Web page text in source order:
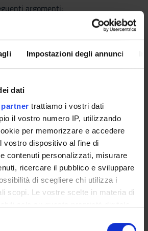
Impostazioni degli annunci
dati
trattiamo i vostri dati
il vostro numero IP, utilizzando
per memorizzare e accedere
vostro dispositivo al fine di
contenuti personalizzati, misurare
ricercare il pubblico e sviluppare
di scegliere chi utilizza i
scopi. Le vostre scelte in materia di
argomenti:
Vai alla bibliografia
con Leganto, strumento che il